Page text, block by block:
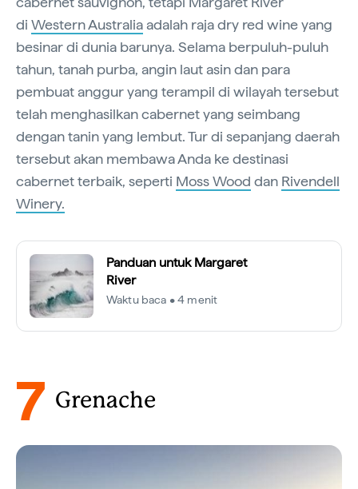
di Western Australiaadalah raja dry red wine yang
besinar di dunia barunya. Selama berpuluh-puluh
tahun, tanah purba, angin laut asin dan para
pembuat anggur yang terampil di wilayah tersebut
telah menghasilkan cabernet yang seimbang
dengan tanin yang lembut. Tur di sepanjang daerah
tersebut akan membawa Anda ke destinasi
cabernet terbaik, seperti Moss Wood dan Rivendell
Winery.
Panduan untuk Margaret
River
Waktu baca • 4 menit
7 Grenache